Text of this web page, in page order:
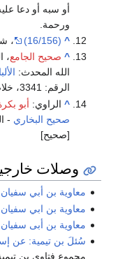
أو سبه أو دعا
ورحمة.
^
(16/156)
،
^ صحيح الجامع،
الله المحدث:
الرقم: 3341، خلاصة الدرجة: صحيح
^ الراوي: أبو
صحيح البخاري
[صحيح]
وصلات
معاوية بن أبي سفيان
معاوية بن ابي
معاوية بن أبى سفيان
سُئلَ بن تيمية: عن
مجموع فتاوى بن